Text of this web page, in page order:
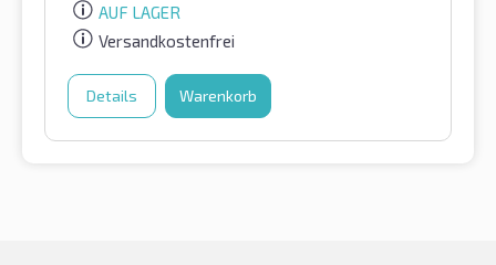
AUF LAGER
Versandkostenfrei
Details Warenkorb